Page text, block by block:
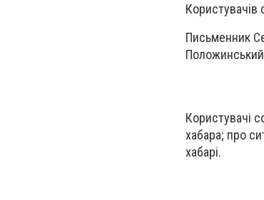
Користувачів
Письменник
Користувачі
хабара; про
хабарі.